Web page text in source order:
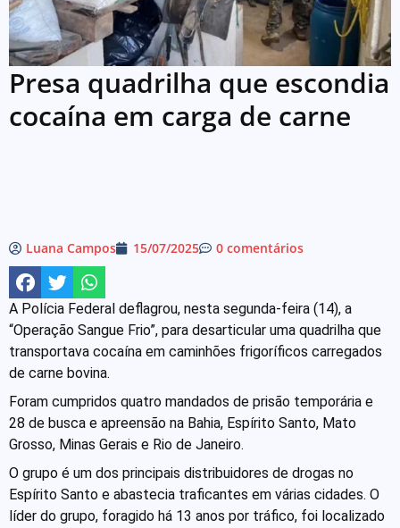
Presa quadrilha que escondia
cocaína em carga de carne
Luana Campos 15/07/2025 0 comentários
A Polícia Federal deflagrou, nesta segunda-feira (14), a
“Operação Sangue Frio”, para desarticular uma quadrilha que
transportava cocaína em caminhões frigoríficos carregados
de carne bovina.
Foram cumpridos quatro mandados de prisão temporária e
28 de busca e apreensão na Bahia, Espírito Santo, Mato
Grosso, Minas Gerais e Rio de Janeiro.
O grupo é um dos principais distribuidores de drogas no
Espírito Santo e abastecia traficantes em várias cidades. O
líder do grupo, foragido há 13 anos por tráfico, foi localizado